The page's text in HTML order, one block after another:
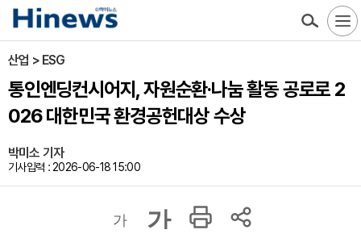
산업 > ESG
통인엔딩컨시어지, 자원순환·나눔 활동 공로로 2
026 대한민국 환경공헌대상 수상
박미소 기자
기사입력 : 2026-06-18 15:00
가 가